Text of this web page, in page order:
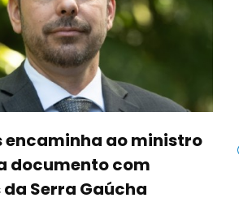
encaminha ao ministro
documento com
Serra Gaúcha